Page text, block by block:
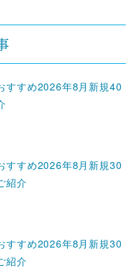
すすめ2026年8月新規40
すすめ2026年8月新規30
紹介
すすめ2026年8月新規30
紹介